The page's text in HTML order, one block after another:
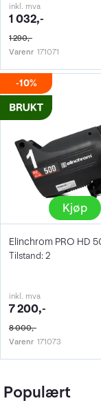
inkl. mva
1 032,-
1 290,-
Varenr 171071
10%
Kjøp
Elinchrom PRO HD
Tilstand: 2
inkl. mva
7 200,-
8 000,-
Varenr 171073
Populært